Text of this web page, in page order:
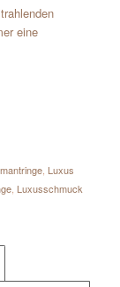
eine
, Luxus
, Luxusschmuck